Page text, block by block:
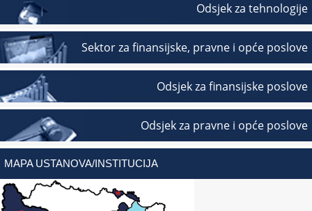
Odsjek za tehnologije
Sektor za finansijske, pravne i opće poslove
Odsjek za finansijske poslove
Odsjek za pravne i opće poslove
MAPA USTANOVA/INSTITUCIJA